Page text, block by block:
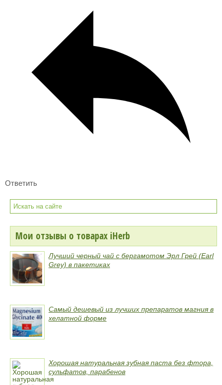
Ответить
Мои отзывы о товарах iHerb
Лучший черный чай с бергамотом Эрл Грей (Earl
Grey) в пакетиках
Самый дешевый из лучших препаратов магния в
хелатной форме
Хорошая натуральная зубная паста без фтора,
сульфатов, парабенов